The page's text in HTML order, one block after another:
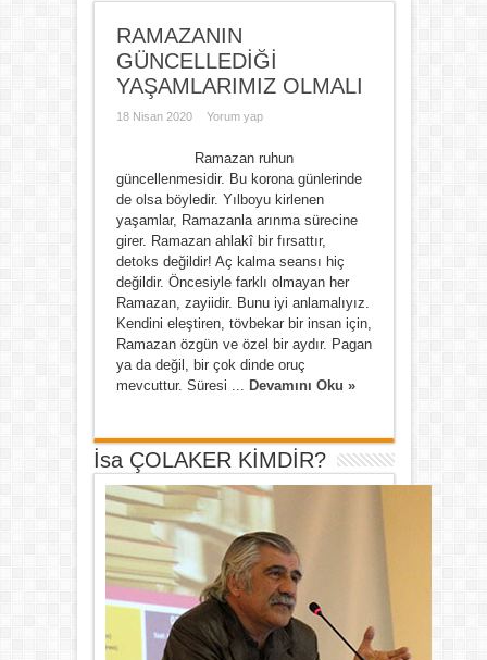
RAMAZANIN
GÜNCELLEDİĞİ
YAŞAMLARIMIZ OLMALI
18 Nisan 2020 Yorum yap
Ramazan ruhun
güncellenmesidir. Bu korona günlerinde
de olsa böyledir. Yılboyu kirlenen
yaşamlar, Ramazanla arınma sürecine
girer. Ramazan ahlakî bir fırsattır,
detoks değildir! Aç kalma seansı hiç
değildir. Öncesiyle farklı olmayan her
Ramazan, zayiidir. Bunu iyi anlamalıyız.
Kendini eleştiren, tövbekar bir insan için,
Ramazan özgün ve özel bir aydır. Pagan
ya da değil, bir çok dinde oruç
mevcuttur. Süresi ... Devamını Oku »
İsa ÇOLAKER KİMDİR?